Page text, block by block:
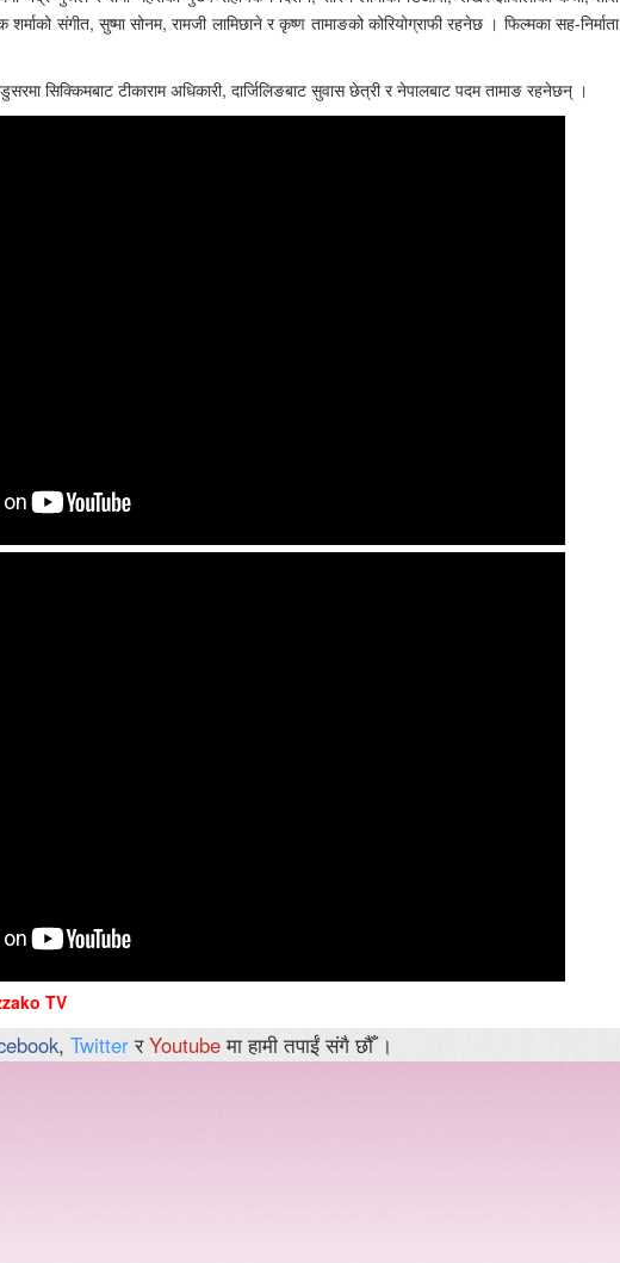
संगीत, सुष्मा सोनम, रामजी लामिछाने र कृष्ण तामाङको कोरियोग्राफी रहनेछ । फिल्मका सह-निर्माता
सिक्किमबाट टीकाराम अधिकारी, दार्जिलिङबाट सुवास छेत्री र नेपालबाट पदम तामाङ रहनेछन् ।
TV
, TwitterरYoutubeमा हामी तपाईं संगै छौँ ।